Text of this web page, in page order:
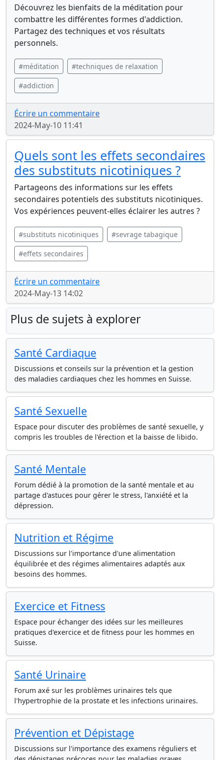
Découvrez les bienfaits de la méditation pour
combattre les différentes formes d'addiction.
Partagez des techniques et vos résultats
personnels.
#méditation #techniques de relaxation
#addiction
Écrire un commentaire
2024-May-10 11:41
Quels sont les effets secondaires
des substituts nicotiniques ?
Partageons des informations sur les effets
secondaires potentiels des substituts nicotiniques.
Vos expériences peuvent-elles éclairer les autres ?
#substituts nicotiniques #sevrage tabagique
#effets secondaires
Écrire un commentaire
2024-May-13 14:02
Plus de sujets à explorer
Santé Cardiaque
Discussions et conseils sur la prévention et la gestion
des maladies cardiaques chez les hommes en Suisse.
Santé Sexuelle
Espace pour discuter des problèmes de santé sexuelle, y
compris les troubles de l'érection et la baisse de libido.
Santé Mentale
Forum dédié à la promotion de la santé mentale et au
partage d'astuces pour gérer le stress, l'anxiété et la
dépression.
Nutrition et Régime
Discussions sur l'importance d'une alimentation
équilibrée et des régimes alimentaires adaptés aux
besoins des hommes.
Exercice et Fitness
Espace pour échanger des idées sur les meilleures
pratiques d'exercice et de fitness pour les hommes en
Suisse.
Santé Urinaire
Forum axé sur les problèmes urinaires tels que
l'hypertrophie de la prostate et les infections urinaires.
Prévention et Dépistage
Discussions sur l'importance des examens réguliers et